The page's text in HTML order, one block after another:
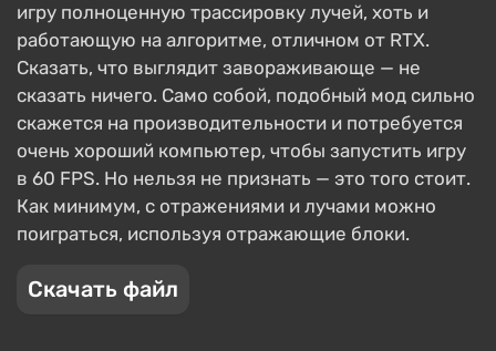
игру полноценную трассировку лучей, хоть и
работающую на алгоритме, отличном от RTX.
Сказать, что выглядит завораживающе — не
сказать ничего. Само собой, подобный мод сильно
скажется на производительности и потребуется
очень хороший компьютер, чтобы запустить игру
в 60 FPS. Но нельзя не признать — это того стоит.
Как минимум, с отражениями и лучами можно
поиграться, используя отражающие блоки.
Скачать файл